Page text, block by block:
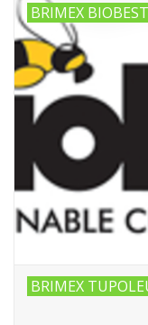
BRIMEX BIOBEST
BRIMEX